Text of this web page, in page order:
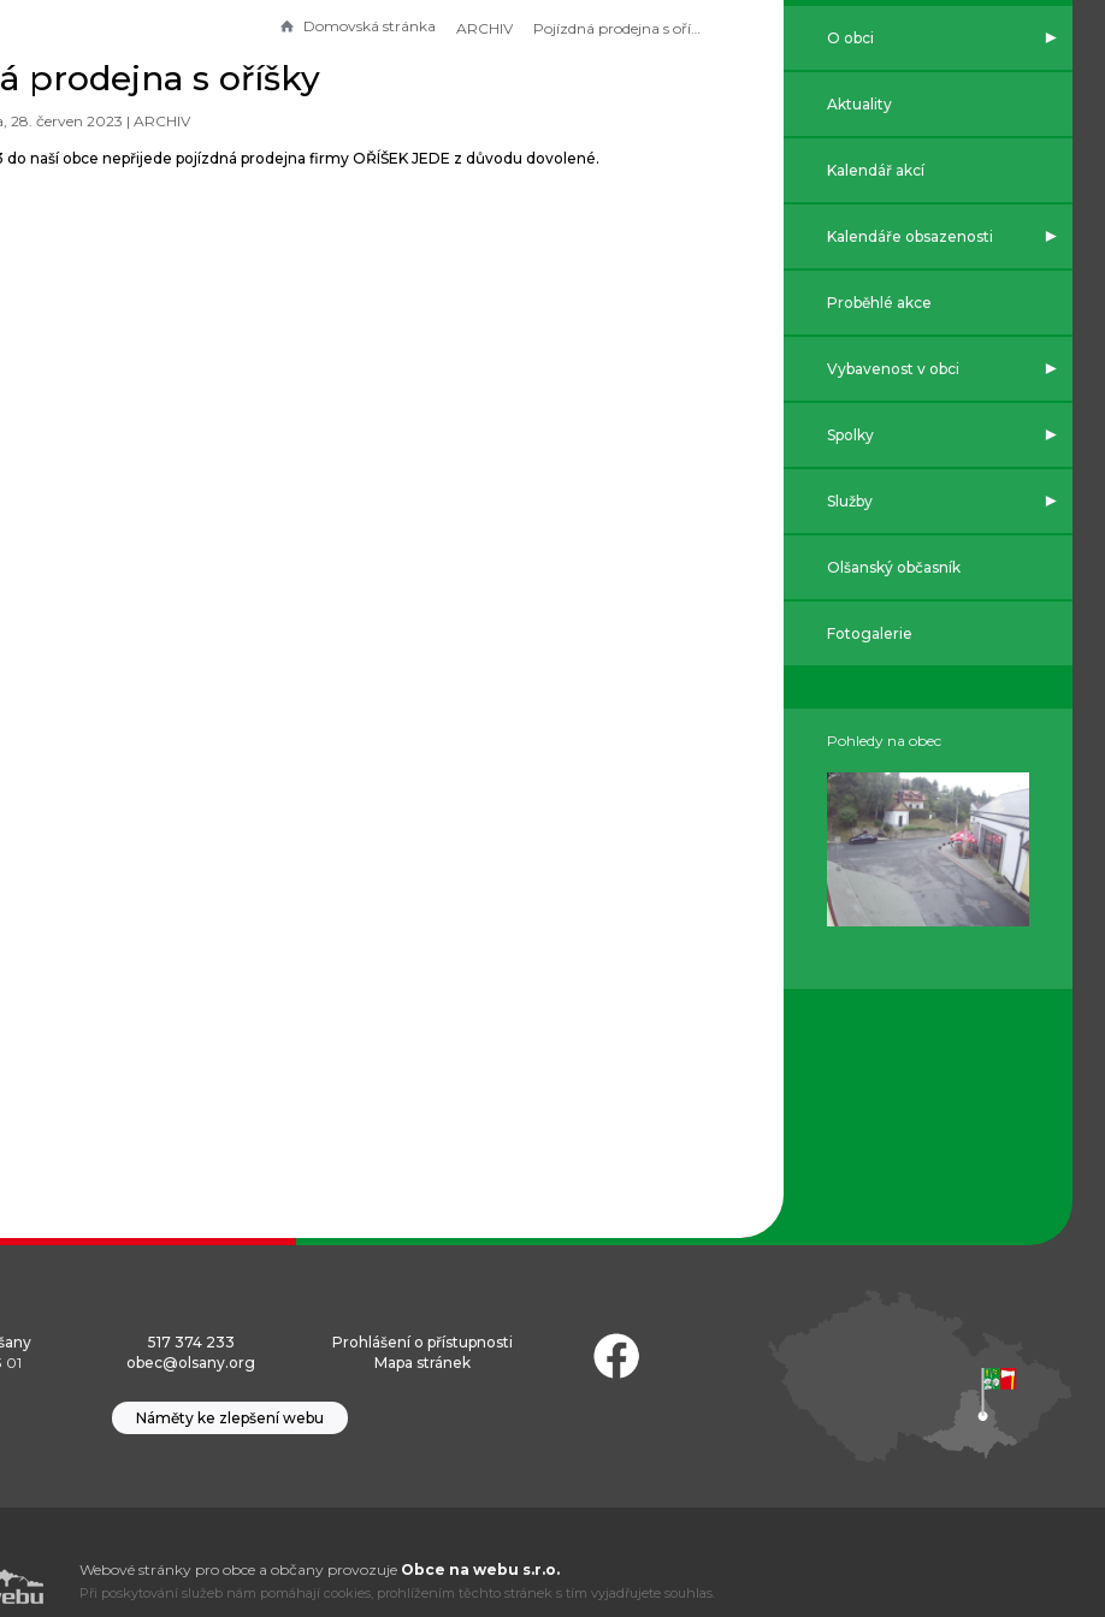
Domovská stránka ARCHIV Pojízdná prodejna s oříšky
prodejna s oříšky
28. červen 2023 | ARCHIV
do naší obce nepřijede pojízdná prodejna firmy OŘÍŠEK JEDE z důvodu dovolené.
O obci
Aktuality
Kalendář akcí
Kalendáře obsazenosti
Proběhlé akce
Vybavenost v obci
Spolky
Služby
Olšanský občasník
Fotogalerie
Pohledy na obec
01
517 374 233
obec@olsany.org
Prohlášení o přístupnosti
Mapa stránek
Náměty ke zlepšení webu
Webové stránky pro obce a občany provozuje Obce na webu s.r.o.
Při poskytování služeb nám pomáhají cookies, prohlížením těchto stránek s tím vyjadřujete souhlas.